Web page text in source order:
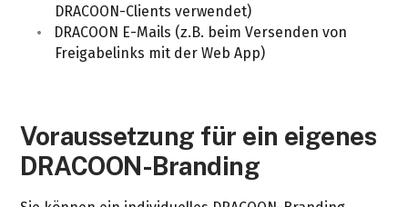
DRACOON-Clients verwendet)
DRACOON E-Mails (z.B. beim Versenden von
Freigabelinks mit der Web App)
Voraussetzung für ein eigenes
DRACOON-Branding